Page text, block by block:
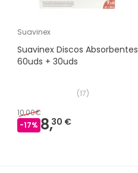
Suavinex
Suavinex Discos Absorbentes
60uds + 30uds
(17)
10,00€
-17% 8,30 €